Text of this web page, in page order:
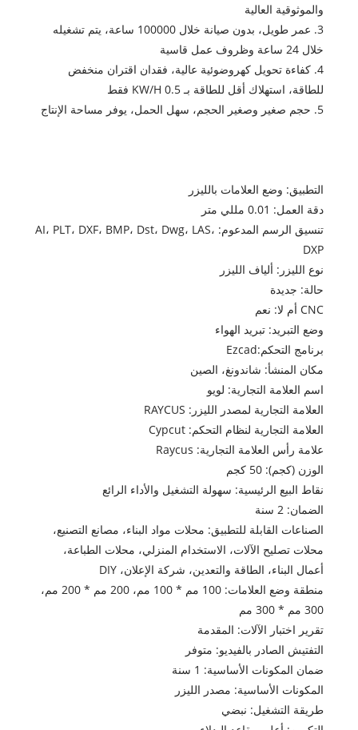
والموثوقية العالية
3. عمر طويل، بدون صيانة خلال 100000 ساعة، يتم تشغيله
خلال 24 ساعة وظروف عمل قاسية
4. كفاءة تحويل كهروضوئية عالية، فقدان اقتران منخفض
للطاقة، استهلاك أقل للطاقة بـ 0.5 KW/H فقط
5. حجم صغير وصغير الحجم، سهل الحمل، يوفر مساحة الإنتاج
التطبيق: وضع العلامات بالليزر
دقة العمل: 0.01 مللي متر
تنسيق الرسم المدعوم: AI، PLT، DXF، BMP، Dst، Dwg، LAS،
DXP
نوع الليزر: ألياف الليزر
حالة: جديدة
CNC أم لا: نعم
وضع التبريد: تبريد الهواء
برنامج التحكم:Ezcad
مكان المنشأ: شاندونغ، الصين
اسم العلامة التجارية: لويو
العلامة التجارية لمصدر الليزر: RAYCUS
العلامة التجارية لنظام التحكم: Cypcut
علامة رأس العلامة التجارية: Raycus
الوزن (كجم): 50 كجم
نقاط البيع الرئيسية: سهولة التشغيل والأداء الرائع
الضمان: 2 سنة
الصناعات القابلة للتطبيق: محلات مواد البناء، مصانع التصنيع،
محلات تصليح الآلات، الاستخدام المنزلي، محلات الطباعة،
أعمال البناء، الطاقة والتعدين، شركة الإعلان، DIY
منطقة وضع العلامات: 100 مم * 100 مم، 200 مم * 200 مم،
300 مم * 300 مم
تقرير اختبار الآلات: المقدمة
التفتيش الصادر بالفيديو: متوفر
ضمان المكونات الأساسية: 1 سنة
المكونات الأساسية: مصدر الليزر
طريقة التشغيل: نبضي